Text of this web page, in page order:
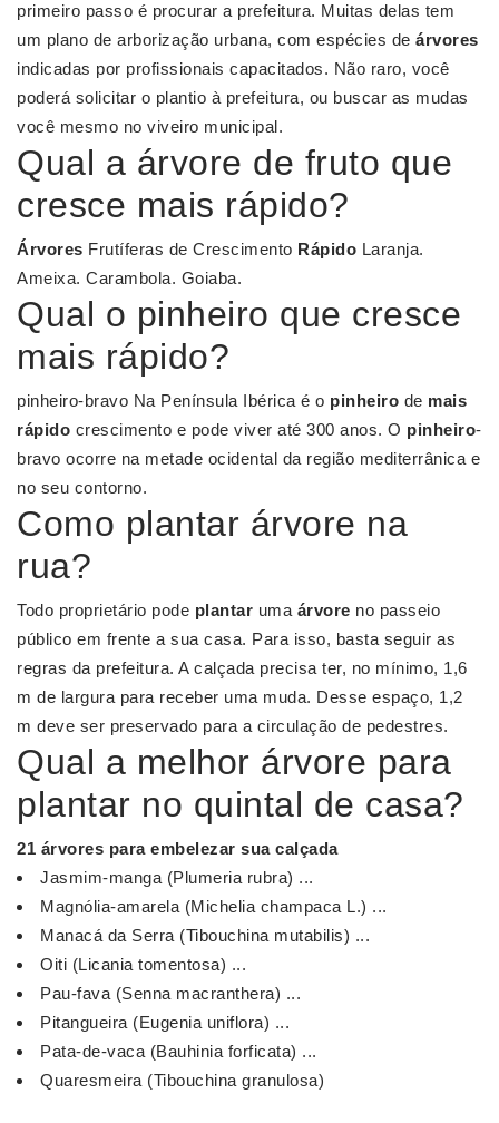
primeiro passo é procurar a prefeitura. Muitas delas tem
um plano de arborização urbana, com espécies de árvores
indicadas por profissionais capacitados. Não raro, você
poderá solicitar o plantio à prefeitura, ou buscar as mudas
você mesmo no viveiro municipal.
Qual a árvore de fruto que
cresce mais rápido?
Árvores Frutíferas de Crescimento Rápido Laranja.
Ameixa. Carambola. Goiaba.
Qual o pinheiro que cresce
mais rápido?
pinheiro-bravo Na Península Ibérica é o pinheiro de mais
rápido crescimento e pode viver até 300 anos. O pinheiro-
bravo ocorre na metade ocidental da região mediterrânica e
no seu contorno.
Como plantar árvore na
rua?
Todo proprietário pode plantar uma árvore no passeio
público em frente a sua casa. Para isso, basta seguir as
regras da prefeitura. A calçada precisa ter, no mínimo, 1,6
m de largura para receber uma muda. Desse espaço, 1,2
m deve ser preservado para a circulação de pedestres.
Qual a melhor árvore para
plantar no quintal de casa?
21 árvores para embelezar sua calçada
Jasmim-manga (Plumeria rubra) ...
Magnólia-amarela (Michelia champaca L.) ...
Manacá da Serra (Tibouchina mutabilis) ...
Oiti (Licania tomentosa) ...
Pau-fava (Senna macranthera) ...
Pitangueira (Eugenia uniflora) ...
Pata-de-vaca (Bauhinia forficata) ...
Quaresmeira (Tibouchina granulosa)